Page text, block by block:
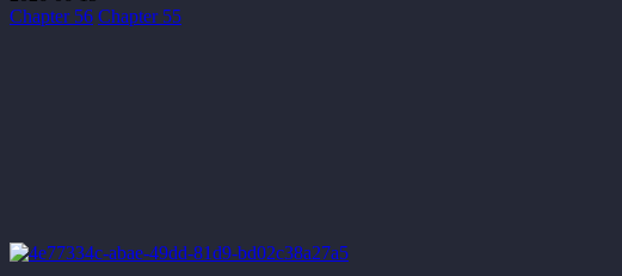
Chapter 56 Chapter 55